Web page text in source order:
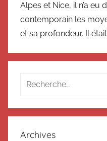
Alpes et Nice, il n’a eu
contemporain les
et sa profondeur. Il
Recherche
:
Archives